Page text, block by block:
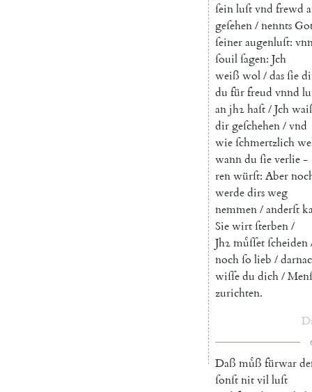
ſeinluſtvnd frewd
geſehen/nennts
ſeineraugenluſt:
ſouilſagen: Jch
weiß wol/dasſie
du fürfreud vnnd
anjhꝛhaſt/Jch
dirgeſchehen/vnd
wieſchmertzlich
wanndu ſieverlie-
renwürſt: Aber
werdedirsweg
nemmen/anderſt
Siewirtſterben/
Jhꝛmuͤſſetſcheiden
nochſo lieb /
wiſſedu dich/
zurichten.
Daß muͤß fürwar
ſonſtnitvilluſt